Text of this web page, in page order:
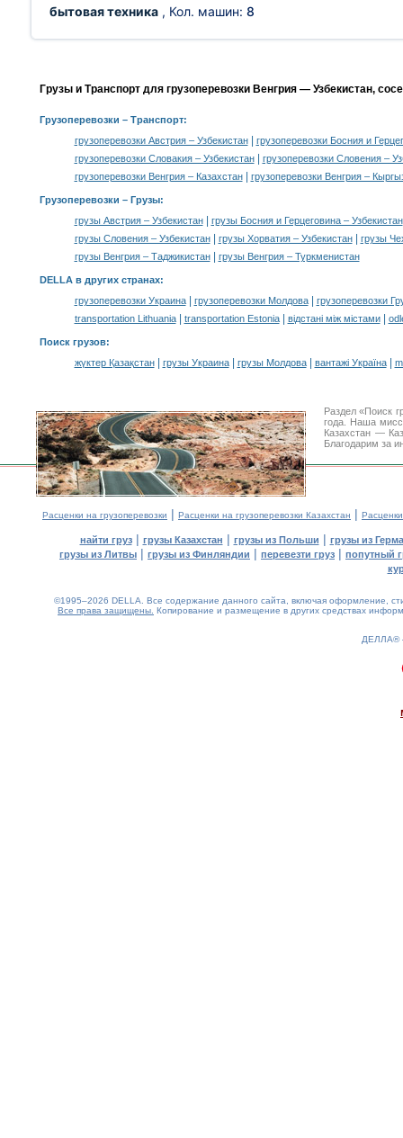
бытовая техника , Кол. машин: 8
Грузы и Транспорт для грузоперевозки Венгрия — Узбекистан,
Грузоперевозки – Транспорт:
грузоперевозки Австрия – Узбекистан|
грузоперевозки Босния и
грузоперевозки Словакия – Узбекистан|
грузоперевозки Словения –
грузоперевозки Венгрия – Казахстан| грузоперевозки Венгрия –
Грузоперевозки – Грузы:
грузы Австрия – Узбекистан| грузы Босния и Герцеговина – Узбекистан
грузы Словения – Узбекистан| грузы Хорватия – Узбекистан|
грузы
грузы Венгрия – Таджикистан| грузы Венгрия – Туркменистан
DELLA в других странах:
грузоперевозки Украина| грузоперевозки Молдова|
грузоперевозки
transportation Lithuania| transportation Estonia| відстані між містами|
Поиск грузов:
жүктер Қазақстан| грузы Украина| грузы Молдова| вантажі Україна|
Раздел «Поиск
года. Наша
Казахстан —
Благодарим за
Расценки на грузоперевозки | Расценки на грузоперевозки Казахстан |
найти груз| грузы Казахстан | грузы из Польши | грузы из
грузы из Литвы | грузы из Финляндии | перевезти груз | попутный
©1995–2026 DELLA. Все содержание данного сайта, включая оформление,
Все права защищены. Копирование и размещение в других средствах